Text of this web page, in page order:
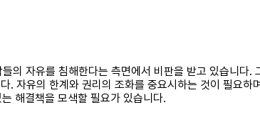
의 자유를 침해한다는 측면에서 비판을 받고 있습니다.
자유의 한계와 권리의 조화를 중요시하는 것이 필요하
해결책을 모색할 필요가 있습니다.